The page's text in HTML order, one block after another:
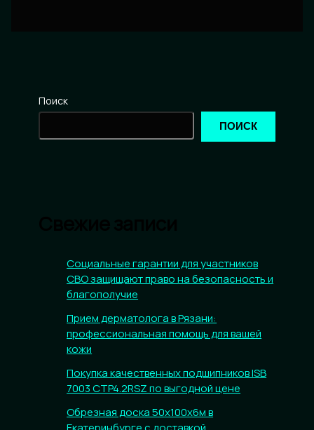
Поиск
ПОИСК
Социальные гарантии для участников
СВО защищают право на безопасность и
благополучие
Прием дерматолога в Рязани:
профессиональная помощь для вашей
кожи
Покупка качественных подшипников ISB
7003 CTP4.2RSZ по выгодной цене
Обрезная доска 50х100х6м в